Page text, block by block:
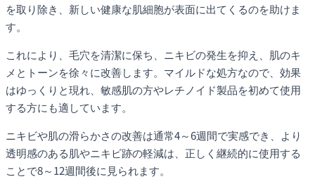
を取り除き、新しい健康な肌細胞が表面に出てくるのを助けま
す。
これにより、毛穴を清潔に保ち、ニキビの発生を抑え、肌のキ
メとトーンを徐々に改善します。マイルドな処方なので、効果
はゆっくりと現れ、敏感肌の方やレチノイド製品を初めて使用
する方にも適しています。
ニキビや肌の滑らかさの改善は通常4～6週間で実感でき、より
透明感のある肌やニキビ跡の軽減は、正しく継続的に使用する
ことで8～12週間後に見られます。